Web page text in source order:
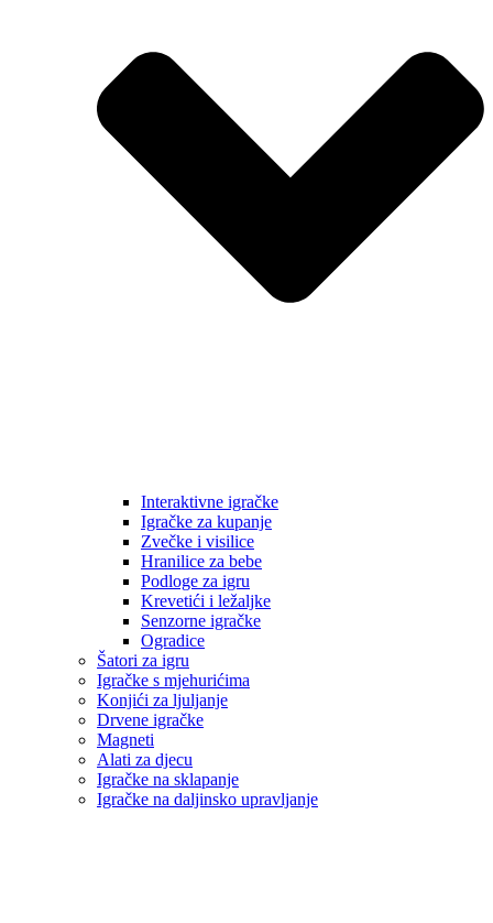
Interaktivne igračke
Igračke za kupanje
Zvečke i visilice
Hranilice za bebe
Podloge za igru
Krevetići i ležaljke
Senzorne igračke
Ogradice
Šatori za igru
Igračke s mjehurićima
Konjići za ljuljanje
Drvene igračke
Magneti
Alati za djecu
Igračke na sklapanje
Igračke na daljinsko upravljanje